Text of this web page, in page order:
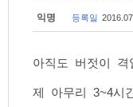
익명 등록일
아직도 버젓이 격
제 아무리 3~4시